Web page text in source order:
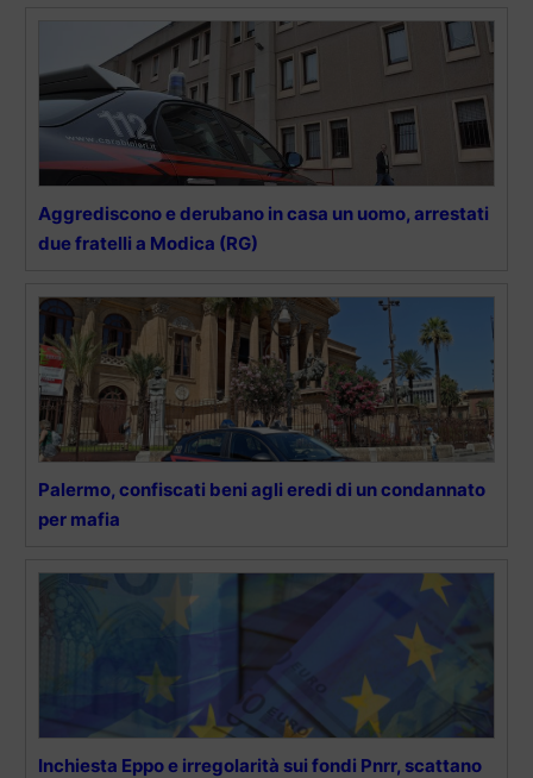
Aggrediscono e derubano in casa un uomo, arrestati
due fratelli a Modica (RG)
Palermo, confiscati beni agli eredi di un condannato
per mafia
Inchiesta Eppo e irregolarità sui fondi Pnrr, scattano